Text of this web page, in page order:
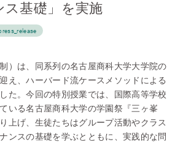
ス基礎」を実施
）は、同系列の名古屋商科大学大学院の
え、ハーバード流ケースメソッドによる
た。今回の特別授業では、国際高等学校
いる名古屋商科大学の学園祭『三ヶ峯
上げ、生徒たちはグループ活動やクラス
ンスの基礎を学ぶとともに、実践的な問